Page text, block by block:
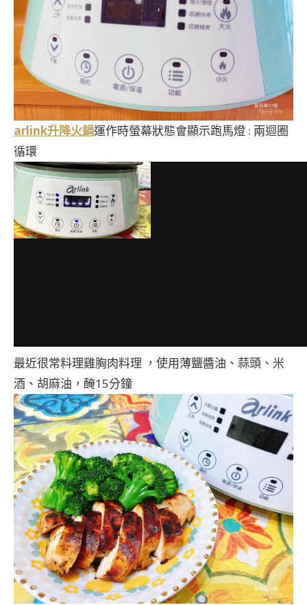
arlink升降火鍋運作時螢幕狀態會顯示跑馬燈 : 兩迴圈
循環
最近很常料理雞胸肉料理 ，使用薄鹽醬油、蒜頭、米
酒、胡麻油，醃15分鐘